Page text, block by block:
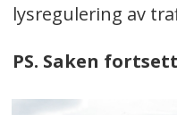
lysregulering av
PS. Saken